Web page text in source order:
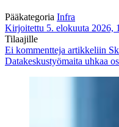
Pääkategoria Infra
Kirjoitettu 5. elokuuta 2026,
Tilaajille
Ei kommentteja artikkeliin
Datakeskustyömaita uhkaa